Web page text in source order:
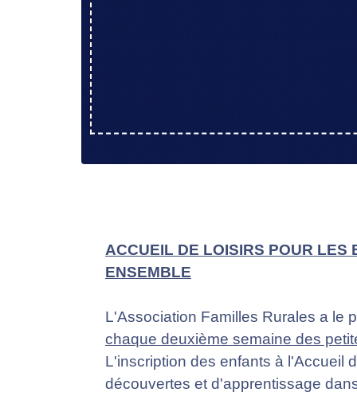
ACCUEIL DE LOISIRS POUR LES
ENSEMBLE
L'Association Familles Rurales a le
chaque deuxième semaine des
L'inscription des enfants à l'Accueil
découvertes et d'apprentissage